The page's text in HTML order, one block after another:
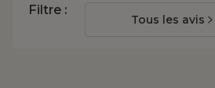
Filtre :
Tous les avis